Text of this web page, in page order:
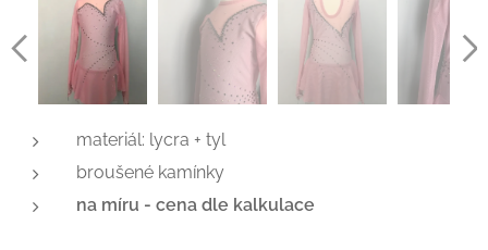
materiál: lycra + tyl
broušené kamínky
na míru - cena dle kalkulace